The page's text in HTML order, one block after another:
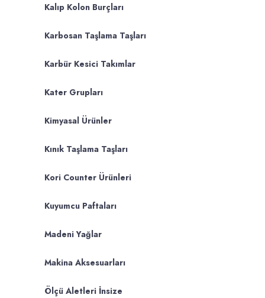
Kalıp Kolon Burçları
Karbosan Taşlama Taşları
Karbür Kesici Takımlar
Kater Grupları
Kimyasal Ürünler
Kınık Taşlama Taşları
Kori Counter Ürünleri
Kuyumcu Paftaları
Madeni Yağlar
Makina Aksesuarları
Ölçü Aletleri İnsize